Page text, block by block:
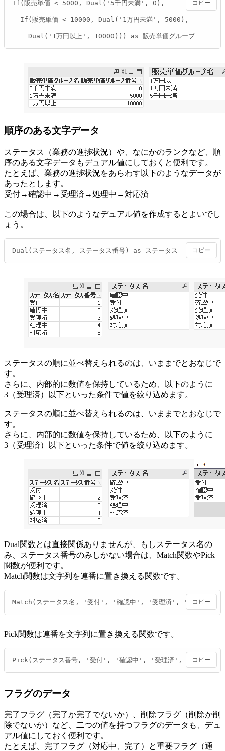
If(販売単価 < 5000, Dual('5千円未満', 0),
  If(販売単価 < 10000, Dual('1万円未満', 5000),
    Dual('1万円以上', 10000))) as 販売単価グループ
コピー
順序のある文字データ
ステータス（業務の進捗状況）や、なにかのランクなど、順
序のある文字データもデュアル値にしておくと便利です。
たとえば、業務の進捗状況をあらわす以下のようなデータが
あったとします。
受付→確認中→受理済→処理中→対応済
この場合は、以下のようなデュアル値を作成するとよいでし
ょう。
Dual(ステータス名, ステータス番号) as ステータス コピー
ステータスの順に並べ替えられるのは、いままでとおなじで
す。
さらに、内部的に数値を保持しているため、以下のように
3（受理済）以下といった条件で値を絞り込めます。
ステータスの順に並べ替えられるのは、いままでとおなじで
す。
さらに、内部的に数値を保持しているため、以下のように
3（受理済）以下といった条件で値を絞り込めます。
Dual関数とは直接関係ありませんが、もしステータス名の
み、ステータス番号のみしかない場合は、Match関数やPick
関数が便利です。
Match関数は文字列を連番に置き換える関数です。
Match(ステータス名, '受付', '確認中', '受理済', '処理中', '対
コピー
Pick関数は連番を文字列に置き換える関数です。
Pick(ステータス番号, '受付', '確認中', '受理済', '処理中', '
コピー
フラグのデータ
完了フラグ（完了か完了でないか）、削除フラグ（削除か削
除でないか）など、二つの値を持つフラグのデータも、デュ
アル値にしておく便利です。
たとえば、完了フラグ（対応中、完了）と重要フラグ（通